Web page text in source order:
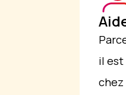
il est
chez